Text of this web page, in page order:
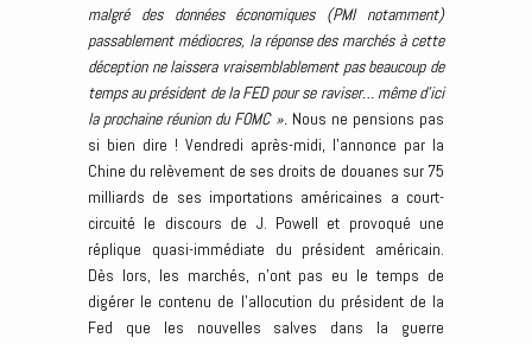
malgré des données économiques (PMI notamment)
passablement médiocres, la réponse des marchés à cette
déception ne laissera vraisemblablement pas beaucoup de
temps au président de la FED pour se raviser… même d’ici
la prochaine réunion du FOMC ». Nous ne pensions pas
si bien dire ! Vendredi après-midi, l’annonce par la
Chine du relèvement de ses droits de douanes sur 75
milliards de ses importations américaines a court-
circuité le discours de J. Powell et provoqué une
réplique quasi-immédiate du président américain.
Dès lors, les marchés, n’ont pas eu le temps de
digérer le contenu de l’allocution du président de la
Fed que les nouvelles salves dans la guerre